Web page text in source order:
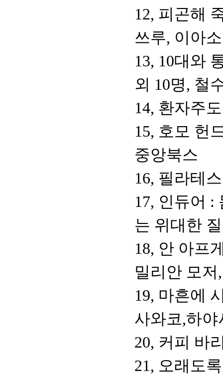
12, 피곤해
쓰루, 이아소
13, 10대와
외 10명, 철
14, 환자주
15, 호모 헌
중앙북스
16, 필라테
17, 인듀어 :
는 위대한
18, 안 아프
밀리안 모
19, 마흔에
사와코,하
20, 커피 바
21, 오래도